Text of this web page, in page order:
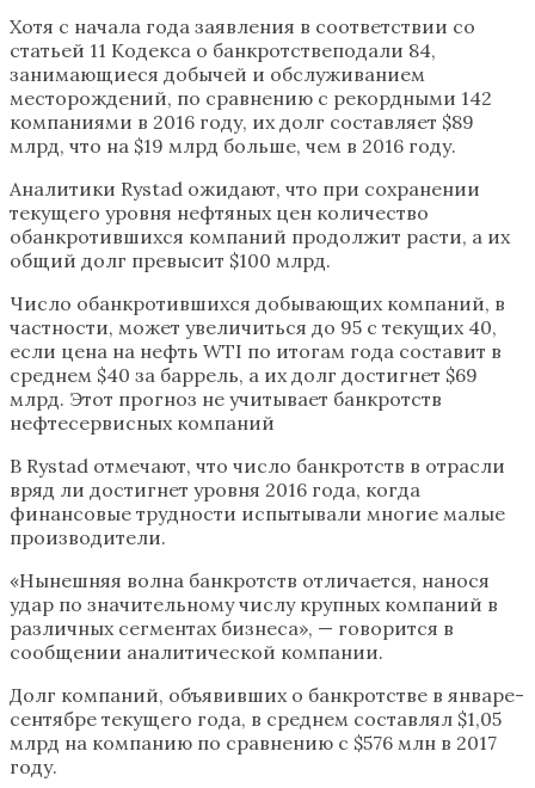
Хотя с начала года заявления в соответствии со
статьей 11 Кодекса о банкротствеподали 84,
занимающиеся добычей и обслуживанием
месторождений, по сравнению с рекордными 142
компаниями в 2016 году, их долг составляет $89
млрд, что на $19 млрд больше, чем в 2016 году.
Аналитики Rystad ожидают, что при сохранении
текущего уровня нефтяных цен количество
обанкротившихся компаний продолжит расти, а их
общий долг превысит $100 млрд.
Число обанкротившихся добывающих компаний, в
частности, может увеличиться до 95 с текущих 40,
если цена на нефть WTI по итогам года составит в
среднем $40 за баррель, а их долг достигнет $69
млрд. Этот прогноз не учитывает банкротств
нефтесервисных компаний
В Rystad отмечают, что число банкротств в отрасли
вряд ли достигнет уровня 2016 года, когда
финансовые трудности испытывали многие малые
производители.
«Нынешняя волна банкротств отличается, нанося
удар по значительному числу крупных компаний в
различных сегментах бизнеса», — говорится в
сообщении аналитической компании.
Долг компаний, объявивших о банкротстве в январе-
сентябре текущего года, в среднем составлял $1,05
млрд на компанию по сравнению с $576 млн в 2017
году.